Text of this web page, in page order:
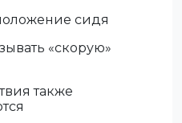
сидя
«скорую»
также